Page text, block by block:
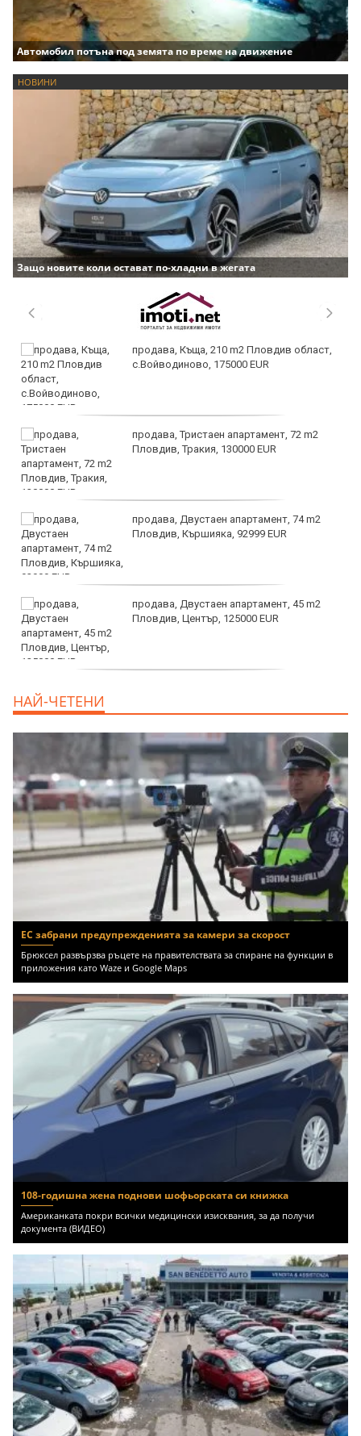
Автомобил потъна под земята по време на движение
НОВИНИ
Защо новите коли остават по-хладни в жегата
продава, Къща, 210 m2 Пловдив област,
с.Войводиново, 175000 EUR
продава, Тристаен апартамент, 72 m2
Пловдив, Тракия, 130000 EUR
продава, Двустаен апартамент, 74 m2
Пловдив, Кършияка, 92999 EUR
продава, Двустаен апартамент, 45 m2
Пловдив, Център, 125000 EUR
НАЙ-ЧЕТЕНИ
ЕС забрани предупрежденията за камери за скорост
Брюксел развързва ръцете на правителствата за спиране на функции в
приложения като Waze и Google Maps
108-годишна жена поднови шофьорската си книжка
Американката покри всички медицински изисквания, за да получи
документа (ВИДЕО)